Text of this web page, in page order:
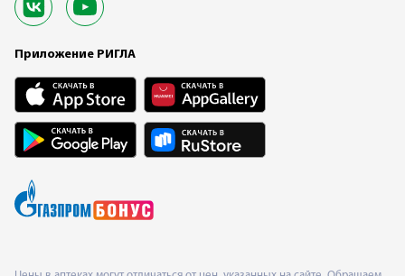
Приложение РИГЛА